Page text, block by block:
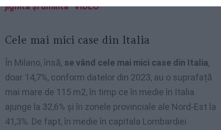
jignită și umilită” VIDEO
Cele mai mici case din Italia
În Milano, însă, se vând cele mai mici case din Italia,
doar 14,7%, conform datelor din 2023, au o suprafață
mai mare de 115 m2, în timp ce în medie în Italia
ajunge la 32,6% și în zonele provinciale ale Nord-Est la
41,3%. De fapt, în medie în capitala Lombardiei